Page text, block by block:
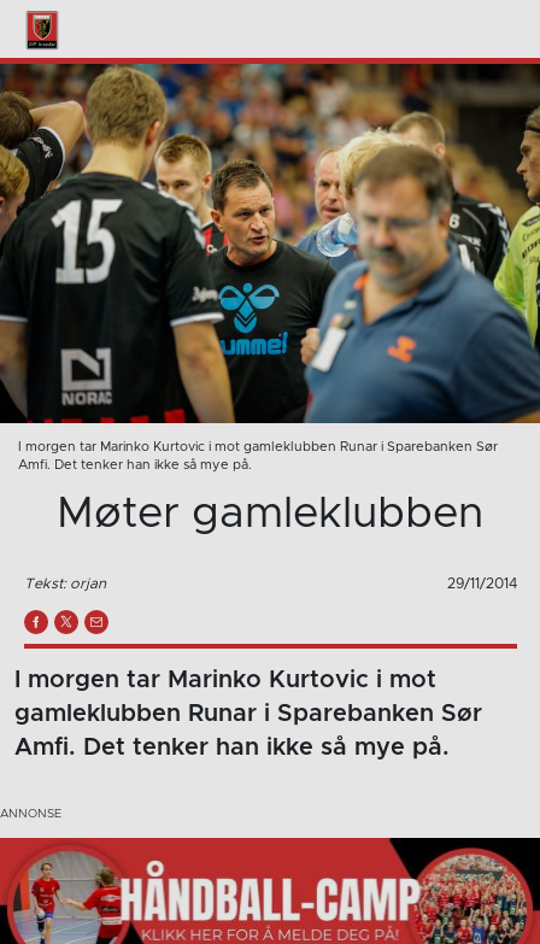
I morgen tar Marinko Kurtovic i mot gamleklubben Runar i Sparebanken Sør
Amfi. Det tenker han ikke så mye på.
Møter gamleklubben
Tekst: orjan 29/11/2014
I morgen tar Marinko Kurtovic i mot
gamleklubben Runar i Sparebanken Sør
Amfi. Det tenker han ikke så mye på.